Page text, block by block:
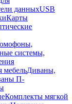
данныхUSB
Карты
системы,
мебельДиваны,
П-
Комплекты мягкой